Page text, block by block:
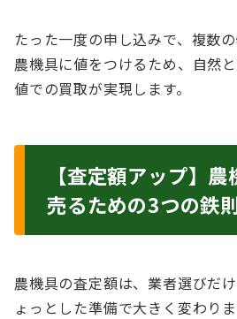
たった一度の申し込みで、複数
農機具に値をつけるため、自然
値での買取が実現します。
【査定額アップ】
売るための3つの鉄
農機具の査定額は、業者選びだ
ょっとした準備で大きく変わり